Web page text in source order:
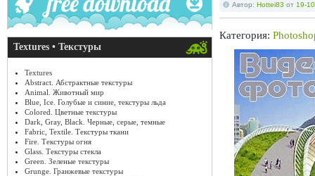
Textures • Текстуры
Textures
Abstract. Абстрактные текстуры
Animal. Животный мир
Blue, Ice. Голубые и синие, текстуры льда
Colored. Цветные текстуры
Dark, Gray, Black. Черные, серые, темные
Fabric, Textile. Текстуры ткани
Fire. Текстуры огня
Glass. Текстуры стекла
Green. Зеленые текстуры
Grunge. Гранжевые текстуры
Автор: Hottei83 от 19-
Категория: